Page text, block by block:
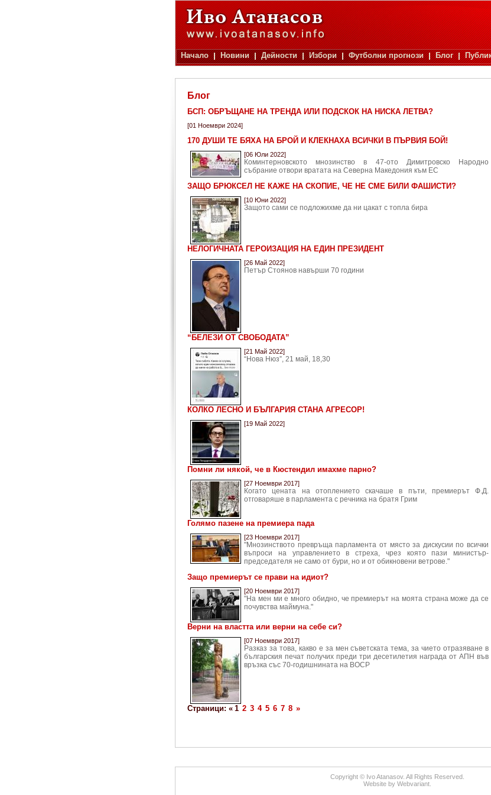
Начало Новини Дейности Избори Футболни прогнози Блог
Блог
БСП: ОБРЪЩАНЕ НА ТРЕНДА ИЛИ ПОДСКОК НА НИСКА ЛЕТВА?
[01 Ноември 2024]
170 ДУШИ ТЕ БЯХА НА БРОЙ И КЛЕКНАХА ВСИЧКИ В ПЪРВИЯ БОЙ!
[06 Юли 2022]
Коминтерновското мнозинство в 47-ото Димитровско Народно
събрание отвори вратата на Северна Македония към ЕС
ЗАЩО БРЮКСЕЛ НЕ КАЖЕ НА СКОПИЕ, ЧЕ НЕ СМЕ БИЛИ ФАШИСТИ?
[10 Юни 2022]
Защото сами се подложихме да ни цакат с топла бира
НЕЛОГИЧНАТА ГЕРОИЗАЦИЯ НА ЕДИН ПРЕЗИДЕНТ
[26 Май 2022]
Петър Стоянов навърши 70 години
“БЕЛЕЗИ ОТ СВОБОДАТА”
[21 Май 2022]
“Нова Нюз”, 21 май, 18,30
КОЛКО ЛЕСНО И БЪЛГАРИЯ СТАНА АГРЕСОР!
[19 Май 2022]
Помни ли някой, че в Кюстендил имахме парно?
[27 Ноември 2017]
Когато цената на отоплението скачаше в пъти, премиерът Ф.Д.
отговаряше в парламента с речника на братя Грим
Голямо пазене на премиера пада
[23 Ноември 2017]
"Мнозинството превръща парламента от място за дискусии по всички
въпроси на управлението в стреха, чрез която пази министър-
председателя не само от бури, но и от обикновени ветрове."
Защо премиерът се прави на идиот?
[20 Ноември 2017]
"На мен ми е много обидно, че премиерът на моята страна може да се
почувства маймуна."
Верни на властта или верни на себе си?
[07 Ноември 2017]
Разказ за това, какво е за мен съветската тема, за чието отразяване в
българския печат получих преди три десетилетия награда от АПН във
връзка със 70-годишнината на ВОСР
Страници: « 1 2 3 4 5 6 7 8 »
Copyright © Ivo Atanasov. All Rights Reserved.
Website by Webvariant.